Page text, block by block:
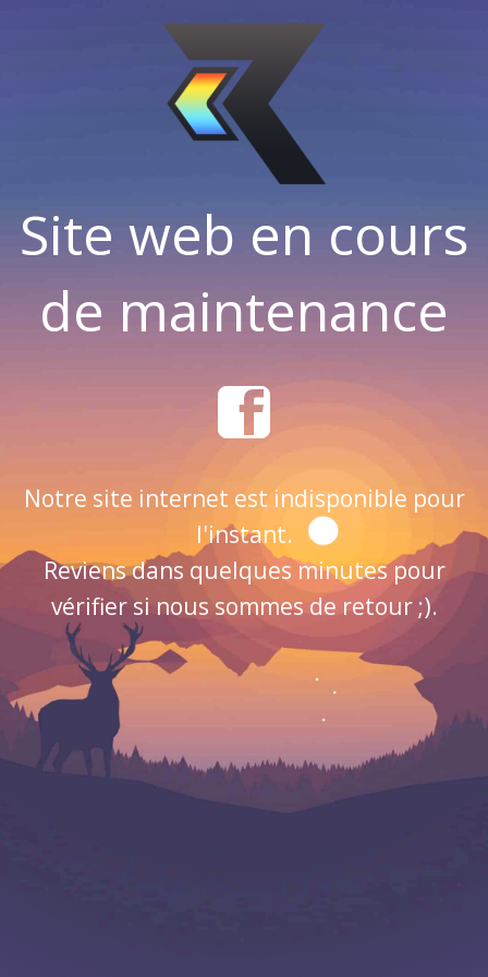
Site web en cours
de maintenance
Notre site internet est indisponible pour
l'instant.
Reviens dans quelques minutes pour
vérifier si nous sommes de retour ;).